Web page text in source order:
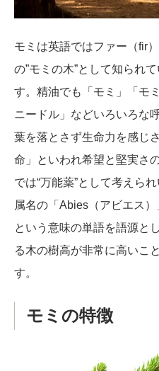
モミは英語ではファー（fir
の”モミの木”として知られ
す。精油でも「モミ」「モ
ニードル」などいろいろな
葉を落とさず生命力を感じ
命」といわれ希望と堅実さ
では“万能薬”として考えられ
属名の「Abies（アビエス）
という意味の単語を語源と
る木の樹高が非常に高いこ
す。
モミの特徴